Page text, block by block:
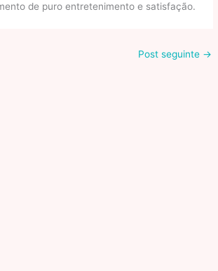
de puro entretenimento e satisfação.
Post seguinte →